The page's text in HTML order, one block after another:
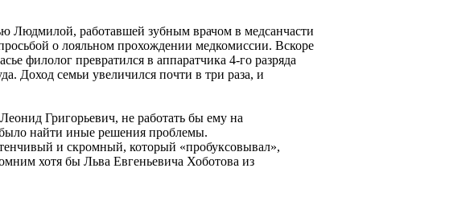
Людмилой, работавшей зубным врачом в медсанчасти
о лояльном прохождении медкомиссии. Вскоре
филолог превратился в аппаратчика 4-го разряда
Доход семьи увеличился почти в три раза, и
Григорьевич, не работать бы ему на
найти иные решения проблемы.
и скромный, который «пробуксовывал»,
хотя бы Льва Евгеньевича Хоботова из